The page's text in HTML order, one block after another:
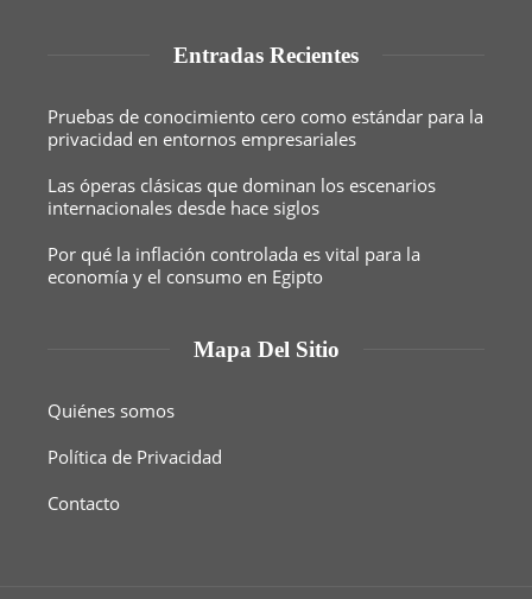
Entradas Recientes
Pruebas de conocimiento cero como estándar para la
privacidad en entornos empresariales
Las óperas clásicas que dominan los escenarios
internacionales desde hace siglos
Por qué la inflación controlada es vital para la
economía y el consumo en Egipto
Mapa Del Sitio
Quiénes somos
Política de Privacidad
Contacto